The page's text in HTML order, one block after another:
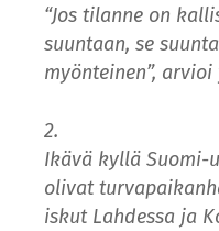
“Jos tilanne on
suuntaan, se
myönteinen”,
2.
Ikävä kyllä Suomi-
olivat
iskut Lahdessa ja